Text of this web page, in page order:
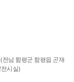
전남 함평군 함평읍 곤재
시실)